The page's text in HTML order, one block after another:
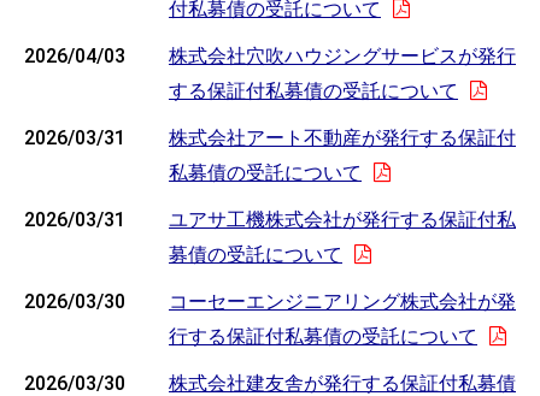
付私募債の受託について
2026/04/03
株式会社穴吹ハウジングサービスが発行
する保証付私募債の受託について
2026/03/31
株式会社アート不動産が発行する保証付
私募債の受託について
2026/03/31
ユアサ工機株式会社が発行する保証付私
募債の受託について
2026/03/30
コーセーエンジニアリング株式会社が発
行する保証付私募債の受託について
2026/03/30
株式会社建友舎が発行する保証付私募債